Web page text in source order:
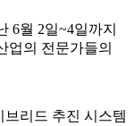
6월 2일~4일까지
업의 전문가들의
리드 추진 시스템